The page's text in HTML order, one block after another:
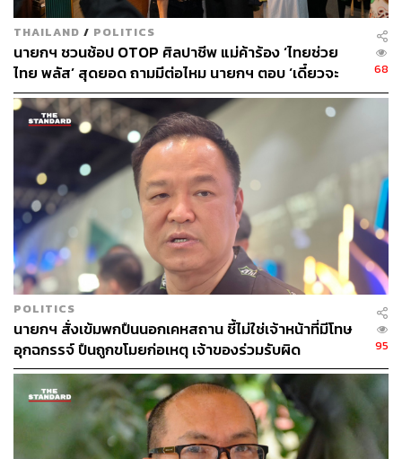
ABOUT THE AUTHOR
THE STANDARD TEAM
กองบรรณาธิการ THE STANDARD
THAILAND / POLITICS
นายกฯ ชวนช้อป OTOP ศิลปาชีพ แม่ค้าร้อง ‘ไทยช่วย
ไทย พลัส’ สุดยอด ถามมีต่อไหม นายกฯ ตอบ ‘เดี๋ยวจะ
พยายาม’
68
POLITICS
นายกฯ สั่งเข้มพกปืนนอกเคหสถาน ชี้ไม่ใช่เจ้าหน้าที่มีโทษ
อุกฉกรรจ์ ปืนถูกขโมยก่อเหตุ เจ้าของร่วมรับผิด
95